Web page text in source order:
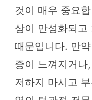
것이 매우 중요
상이 만성화되고
때문입니다. 만
증이 느껴지거나
저하지 마시고